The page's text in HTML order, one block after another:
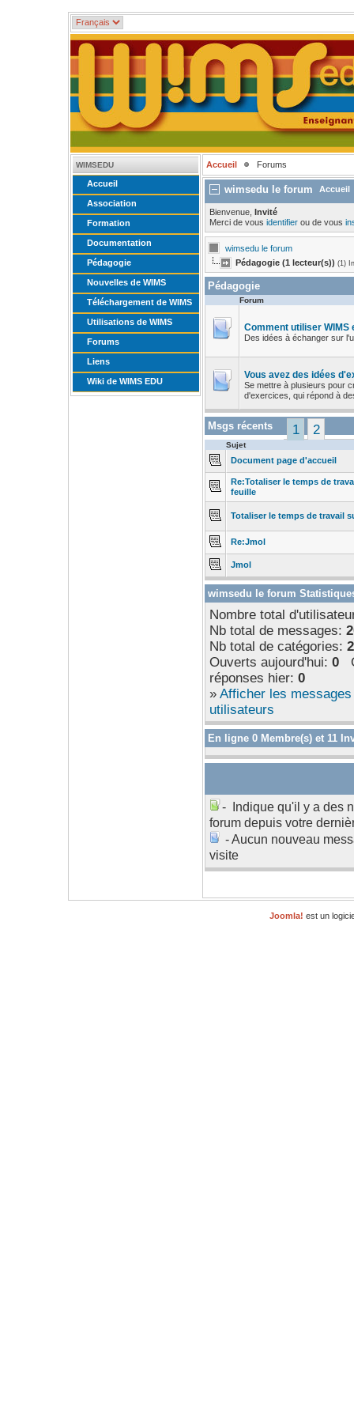
WIMSEDU
Accueil
Association
Formation
Documentation
Pédagogie
Nouvelles de WIMS
Téléchargement de WIMS
Utilisations de WIMS
Forums
Liens
Wiki de WIMS EDU
Accueil Forums
wimsedu le forum Accueil
Bienvenue, Invité
Merci de vous identifier ou de vous
wimsedu le forum
Pédagogie (1 lecteur(s)) (1)
Pédagogie
Forum
Comment utiliser WIMS
Des idées à échanger sur
Vous avez des idées
Se mettre à plusieurs pour
d'exercices, qui répond à
Msgs récents 1 2
Sujet
Document page d'accueil
Re:Totaliser le temps de
feuille
Totaliser le temps de travail
Re:Jmol
Jmol
wimsedu le forum
Nombre total
Nb total de messages:
Nb total de catégories:
Ouverts aujourd'hui: 0
réponses hier: 0
» Afficher les
utilisateurs
En ligne 0 Membre(s) et 11
- Indique qu'il y a des
forum depuis votre
- Aucun nouveau
visite
Joomla! est un